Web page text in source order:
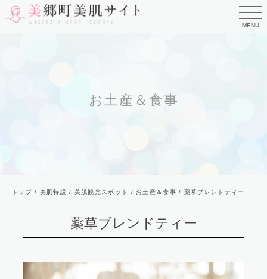
このページの本文へ
MENU
お土産＆食事
現
置：
トップ/ 美肌特設 / 美肌観光スポット / お土産＆食事 / 薬草ブレンドティー
薬草ブレンドティー